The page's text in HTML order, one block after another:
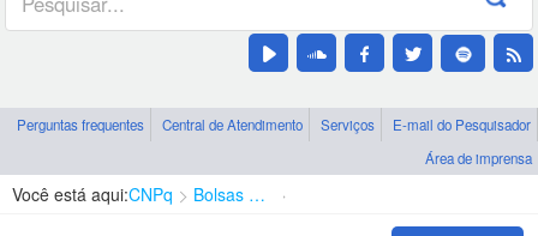
Perguntas frequentes Central de Atendimento Serviços
E-mail do Pesquisador
Área de imprensa
Você está aqui:CNPq Bolsas e Auxílios Vigentes